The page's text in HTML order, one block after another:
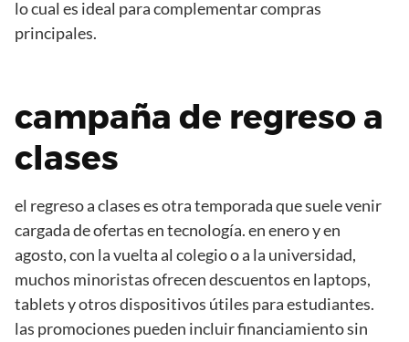
lo cual es ideal para complementar compras
principales.
campaña de regreso a
clases
el regreso a clases es otra temporada que suele venir
cargada de ofertas en tecnología. en enero y en
agosto, con la vuelta al colegio o a la universidad,
muchos minoristas ofrecen descuentos en laptops,
tablets y otros dispositivos útiles para estudiantes.
las promociones pueden incluir financiamiento sin